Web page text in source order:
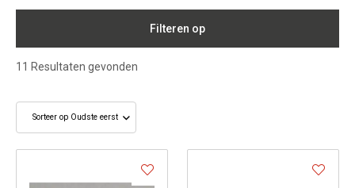
Filteren op
11 Resultaten gevonden